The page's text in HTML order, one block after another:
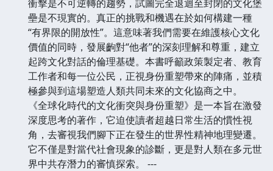
衝擊是不可逆轉的趨勢，試圖完全退迴至封閉的文化堡
壘是不現實的。真正的挑戰和機遇在於如何構建一種
“有界限的開放性”。這意味著我們需要在維護核心文化
價值的同時，發展齣對“他者”的深刻理解和尊重，建立
起跨文化對話的倫理基礎。本書呼籲政策製定者、教育
工作者和每一位公民，正視身份重塑帶來的陣痛，並積
極參與到這場塑造人類共同未來的文化協商之中。
《全球化時代的文化衝突與身份重塑》是一本旨在激發
深度思考的著作，它迫使讀者超越日常生活的慣性視
角，去審視我們腳下正在發生的世界性精神地理變遷。
它不僅是對當代社會現象的診斷，更是對人類在多元世
界中共存潛力的審慎探索。 ---